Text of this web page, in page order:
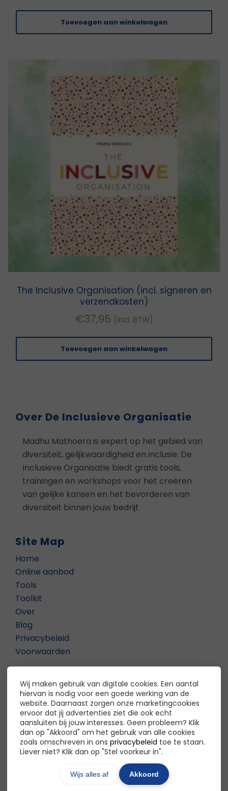
Toevoegen aan winkelwagen
The Inclusive Organisation (incl. signeren en
verzendkosten)
€37,95 (incl. BTW)
Toevoegen aan winkelwagen
Over De Inclusieve Organisatie
Madhu Mathoera is expert op het gebied van
diversiteit, gelijkwaardigheid en inclusie. De
Inclusieve Organisatie biedt gratis tools,
trainingen en workshops voor het creëren
van gelijke kansen en het bevorderen van
diversiteit binnen jouw bedrijf.
Site Map
Home
Online aanbod
Tools
Toolkit
Over
Blog
Privacybeleid
Voorwaarden
Contact
De Inclusieve Organisatie
Madhu Mathoera
Contact?Klik hier
Wij maken gebruik van digitale cookies. Een aantal
hiervan is nodig voor een goede werking van de
website. Daarnaast zorgen onze marketingcookies
ervoor dat jij advertenties ziet die ook echt
aansluiten bij jouw interesses. Geen probleem? Klik
dan op "Akkoord" om het gebruik van alle cookies
zoals omschreven in ons privacybeleid toe te staan.
Liever niet? Klik dan op "Stel voorkeur in".
Wijs alles af Akkoord